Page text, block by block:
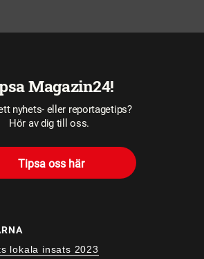
Magazin24!
nyhets- eller reportagetips?
Hör av dig till oss.
Tipsa oss här
lokala insats 2023